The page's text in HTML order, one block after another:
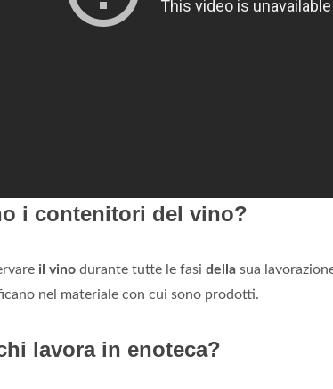
i contenitori del vino?
il vino durante tutte le fasi della sua
nel materiale con cui sono prodotti.
lavora in enoteca?